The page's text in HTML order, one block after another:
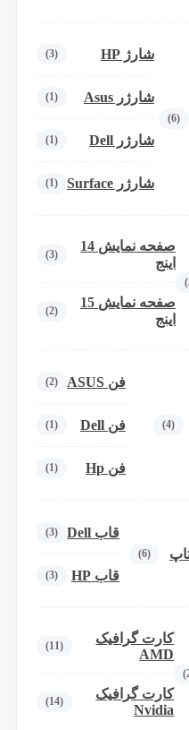
(6)
شارژ HP (3)
شارژر Asus (1)
شارژر Dell (1)
شارژر Surface (1)
صفحه نمایش 14
اینج
(3)
صفحه نمایش 15
اینج
(2)
(4)
فن ASUS (2)
فن Dell (1)
فن Hp (1)
(6)
قاب Dell (3)
قاب HP (3)
کارت گرافیک
AMD
(11)
کارت گرافیک
Nvidia
(14)